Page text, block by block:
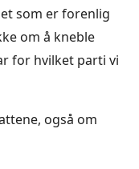
som er forenlig
om å kneble
for hvilket parti vi
også om